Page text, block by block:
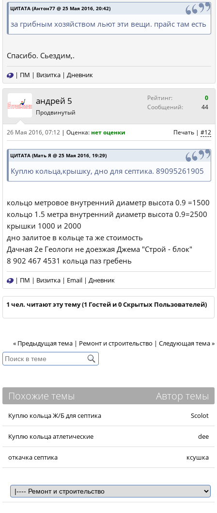
ЦИТАТА (Антон77 @ 25 Мая 2016, 20:42)
за грибным хозяйством льют эти вещи. прайс там есть
Спасибо. Сьездим,.
| ПМ | Визитка | Дневник
андрей 5
Продвинутый
Рейтинг:
0
Сообщений:
44
Печать | #12
26 Мая 2016, 07:12 | Оценка: нет оценки
ЦИТАТА (Мать Я @ 25 Мая 2016, 19:29)
Куплю кольца,крышку, дно для септика. 89095261905
кольцо метровое внутренний диаметр высота 0.9 =1500
кольцо 1.5 метра внутренний диаметр высота 0.9=2500
крышки 1000 и 2000
дно залитое в кольце та же стоимость
Дачная 2е Геологи не доезжая Джема "Строй - блок"
8 902 467 4531 кольца паз гребень
| ПМ | Визитка | Email | Дневник
1 чел. читают эту тему (1 Гостей и 0 Скрытых Пользователей)
« Предыдущая тема | Ремонт и строительство | Следующая тема »
Похожие темы Автор темы
Куплю кольца Ж/Б для септика Scolot
Куплю кольца атлетические dee
откачка септика ксушка